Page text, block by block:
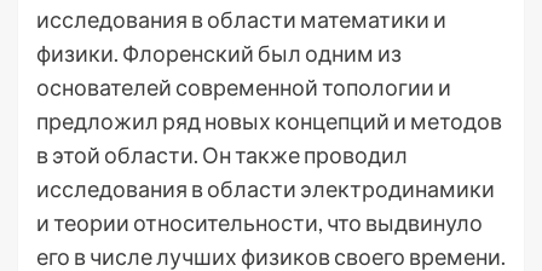
исследования в области математики и
физики. Флоренский был одним из
основателей современной топологии и
предложил ряд новых концепций и методов
в этой области. Он также проводил
исследования в области электродинамики
и теории относительности, что выдвинуло
его в числе лучших физиков своего времени.